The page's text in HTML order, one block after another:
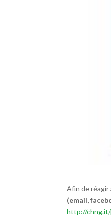
Afin de réagir
(email,
http://